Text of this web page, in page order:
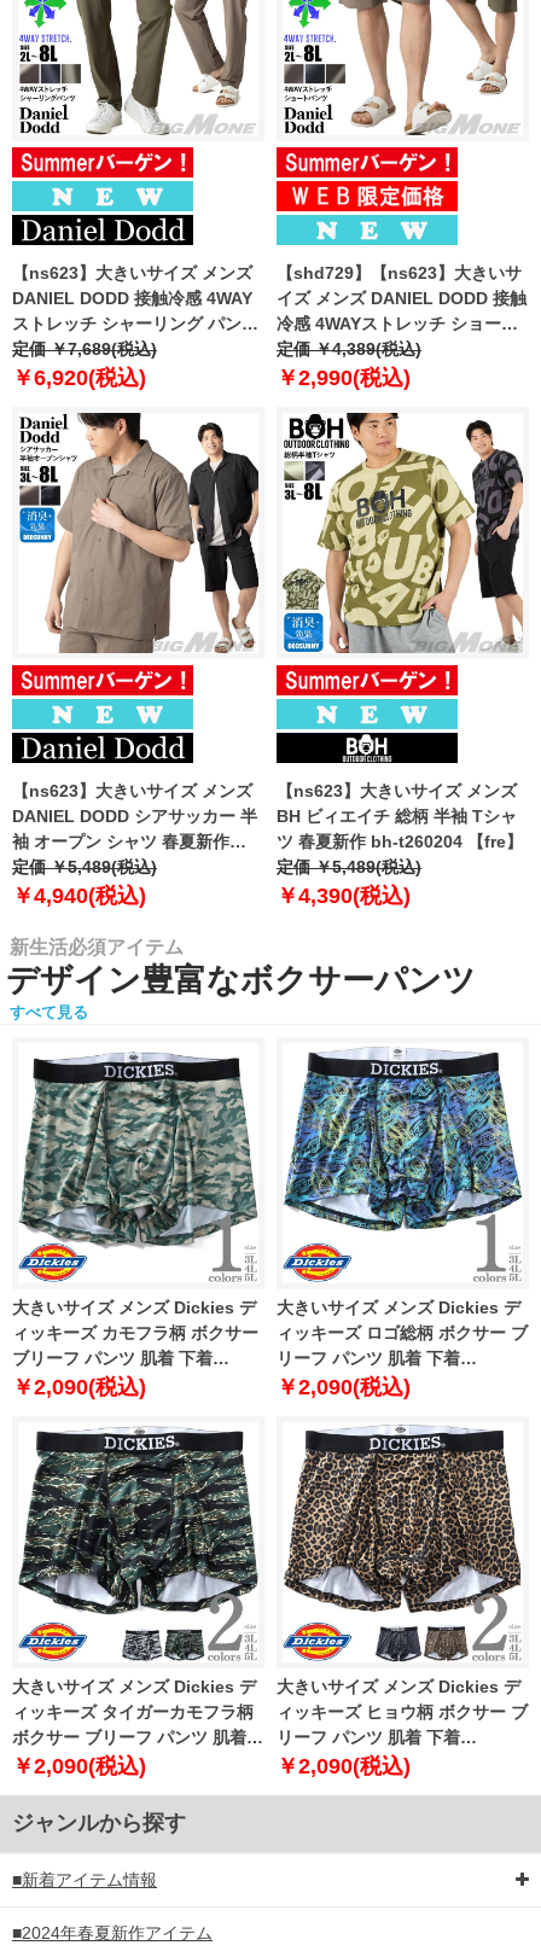
【ns623】大きいサイズ メンズ
DANIEL DODD 接触冷感 4WAY
ストレッチ シャーリング パンツ
春夏新作 azp260201201t
【fre】
定価 ￥7,689(税込)
￥6,920(税込)
【shd729】【ns623】大きいサ
イズ メンズ DANIEL DODD 接触
冷感 4WAYストレッチ ショーツ
ショートパンツ ハーフパンツ 春
夏新作 azsp-260204 【fre】
定価 ￥4,389(税込)
￥2,990(税込)
【ns623】大きいサイズ メンズ
DANIEL DODD シアサッカー 半
袖 オープン シャツ 春夏新作
azsh-260213 【fre】
定価 ￥5,489(税込)
￥4,940(税込)
【ns623】大きいサイズ メンズ
BH ビィエイチ 総柄 半袖 Tシャ
ツ 春夏新作 bh-t260204 【fre】
定価 ￥5,489(税込)
￥4,390(税込)
新生活必須アイテム
デザイン豊富なボクサーパンツ
すべて見る
大きいサイズ メンズ Dickies デ
ィッキーズ カモフラ柄 ボクサー
ブリーフ パンツ 肌着 下着
80212600
￥2,090(税込)
大きいサイズ メンズ Dickies デ
ィッキーズ ロゴ総柄 ボクサー ブ
リーフ パンツ 肌着 下着
80212700
￥2,090(税込)
大きいサイズ メンズ Dickies デ
ィッキーズ タイガーカモフラ柄
ボクサー ブリーフ パンツ 肌着
下着 80533100
￥2,090(税込)
大きいサイズ メンズ Dickies デ
ィッキーズ ヒョウ柄 ボクサー ブ
リーフ パンツ 肌着 下着
80533200
￥2,090(税込)
ジャンルから探す
■新着アイテム情報
■2024年春夏新作アイテム